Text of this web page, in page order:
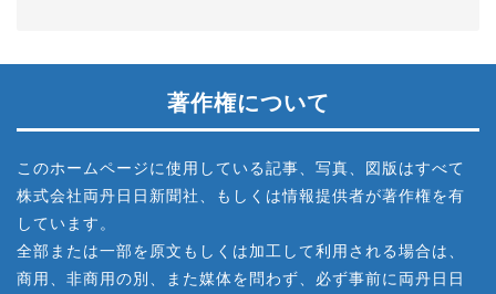
著作権について
このホームページに使用している記事、写真、図版はすべて
株式会社両丹日日新聞社、もしくは情報提供者が著作権を有
しています。
全部または一部を原文もしくは加工して利用される場合は、
商用、非商用の別、また媒体を問わず、必ず事前に両丹日日